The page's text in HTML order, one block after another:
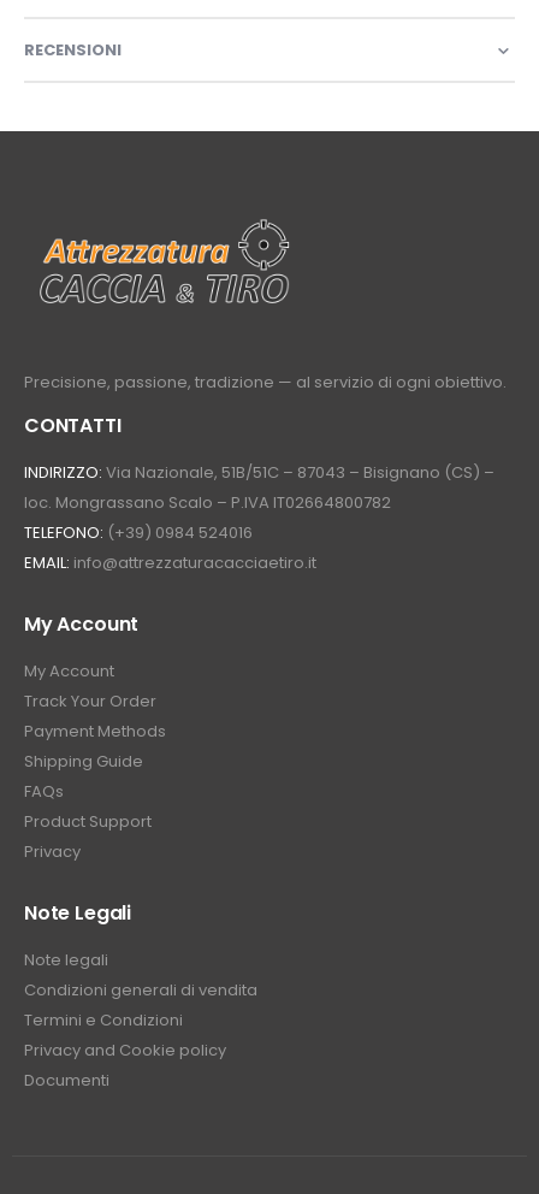
RECENSIONI
Precisione, passione, tradizione — al servizio di ogni obiettivo.
CONTATTI
INDIRIZZO: Via Nazionale, 51B/51C – 87043 – Bisignano (CS) –
loc. Mongrassano Scalo – P.IVA IT02664800782
TELEFONO: (+39) 0984 524016
EMAIL: info@attrezzaturacacciaetiro.it
My Account
My Account
Track Your Order
Payment Methods
Shipping Guide
FAQs
Product Support
Privacy
Note Legali
Note legali
Condizioni generali di vendita
Termini e Condizioni
Privacy and Cookie policy
Documenti